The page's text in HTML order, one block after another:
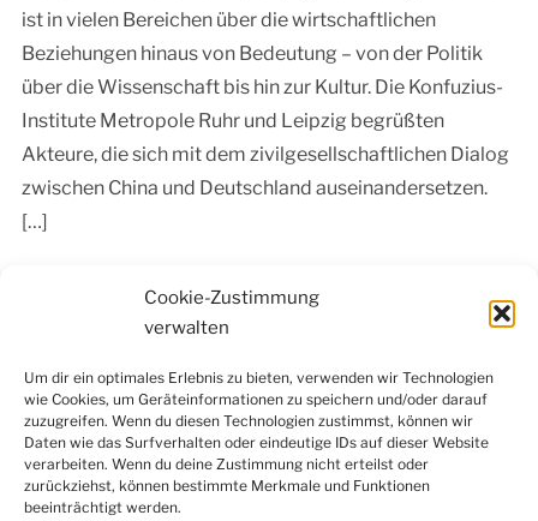
Cookie-Zustimmung
verwalten
Um dir ein optimales Erlebnis zu bieten, verwenden wir Technologien
wie Cookies, um Geräteinformationen zu speichern und/oder darauf
zuzugreifen. Wenn du diesen Technologien zustimmst, können wir
Daten wie das Surfverhalten oder eindeutige IDs auf dieser Website
verarbeiten. Wenn du deine Zustimmung nicht erteilst oder
zurückziehst, können bestimmte Merkmale und Funktionen
beeinträchtigt werden.
ist in vielen Bereichen über die wirtschaftlichen
Beziehungen hinaus von Bedeutung – von der Politik
über die Wissenschaft bis hin zur Kultur. Die Konfuzius-
Institute Metropole Ruhr und Leipzig begrüßten
Akteure, die sich mit dem zivilgesellschaftlichen Dialog
zwischen China und Deutschland auseinandersetzen.
[…]
Facebook Instagram LinkedIn
YouTube
Newsletter